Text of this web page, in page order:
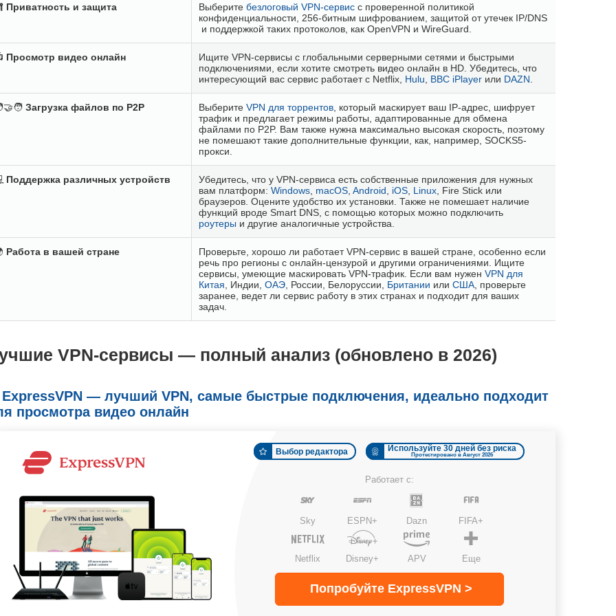
Приватность и защита Выберите безлоговый VPN-сервис с проверенной политикой
конфиденциальности, 256-битным шифрованием, защитой от утечек IP/DNS
и поддержкой таких протоколов, как OpenVPN и WireGuard.
Просмотр видео онлайн
Ищите VPN-сервисы с глобальными серверными сетями и быстрыми
подключениями, если хотите смотреть видео онлайн в HD. Убедитесь, что
интересующий вас сервис работает с Netflix, Hulu, BBC iPlayer или DAZN.
Загрузка файлов по P2P Выберите VPN для торрентов, который маскирует ваш IP-адрес, шифрует
трафик и предлагает режимы работы, адаптированные для обмена
файлами по P2P. Вам также нужна максимально высокая скорость, поэтому
не помешают такие дополнительные функции, как, например, SOCKS5-
прокси.
Поддержка различных устройств
Убедитесь, что у VPN-сервиса есть собственные приложения для нужных
вам платформ: Windows, macOS, Android, iOS, Linux, Fire Stick или
браузеров. Оцените удобство их установки. Также не помешает наличие
функций вроде Smart DNS, с помощью которых можно подключить
роутеры и другие аналогичные устройства.
Работа в вашей стране
Проверьте, хорошо ли работает VPN-сервис в вашей стране, особенно если
речь про регионы с онлайн-цензурой и другими ограничениями. Ищите
сервисы, умеющие маскировать VPN-трафик. Если вам нужен VPN для
Китая, Индии, ОАЭ, России, Белоруссии, Британии или США, проверьте
заранее, ведет ли сервис работу в этих странах и подходит для ваших
задач.
VPN-сервисы — полный анализ (обновлено в 2026)
ExpressVPN — лучший VPN, самые быстрые подключения, идеально подходит
просмотра видео онлайн
Выбор редактора Используйте 30 дней без риска
Протестировано в Август 2026
Работает с:
Sky ESPN+ Dazn FIFA+
Netflix Disney+ APV Еще
Попробуйте ExpressVPN >